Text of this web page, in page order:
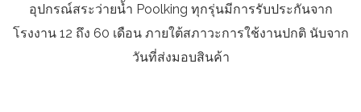
อุปกรณ์สระว่ายน้ำ Poolking ทุกรุ่นมีการรับประกันจาก
โรงงาน 12 ถึง 60 เดือน ภายใต้สภาวะการใช้งานปกติ นับจาก
วันที่ส่งมอบสินค้า